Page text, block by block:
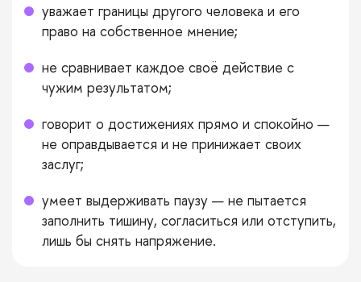
уважает границы другого человека и его
право на собственное мнение;
не сравнивает каждое своё действие с
чужим результатом;
говорит о достижениях прямо и спокойно —
не оправдывается и не принижает своих
заслуг;
умеет выдерживать паузу — не пытается
заполнить тишину, согласиться или отступить,
лишь бы снять напряжение.